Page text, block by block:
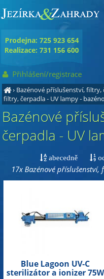
› Bazénové příslušenství, filtry,
filtry, čerpadla - UV lampy-
Bazénové
čerpadla - UV
abecedně
17x Bazénové
Blue Lagoon UV-C
sterilizátor a ionizer 75W
Prodejna: 725 923 654
Realizace: 731 156 600
Přihlášení/registrace